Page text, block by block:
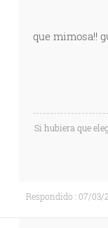
que mimosa!!
Si hubiera que
Respondido : 07/03/